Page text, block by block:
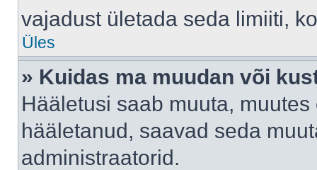
vajadust ületada seda limiiti,
Üles
» Kuidas ma muudan või
Hääletusi saab muuta,
hääletanud, saavad seda
administraatorid.